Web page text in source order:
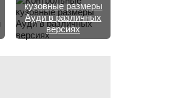
кузовные размеры
Ауди в различных
версиях